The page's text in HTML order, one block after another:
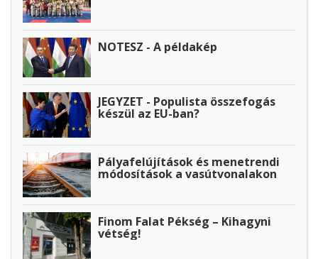
NOTESZ - A példakép
JEGYZET - Populista összefogás
készül az EU-ban?
Pályafelújítások és menetrendi
módosítások a vasútvonalakon
Finom Falat Pékség – Kihagyni
vétség!